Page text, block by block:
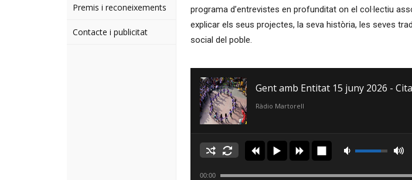
Premis i reconeixements
Contacte i publicitat
programa d’entrevistes en profunditat on el col·lectiu
explicar els seus projectes, la seva història, les seves
social del poble.
Gent amb Entitat 15 juny 2026 -
Ràdio Martorell
00:00